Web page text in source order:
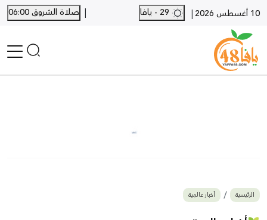
10 أغسطس 2026 |
| صلاة الشروق 06:00
بيع وشراء
أخبار القدس
الرئيسية أخبار عالمية